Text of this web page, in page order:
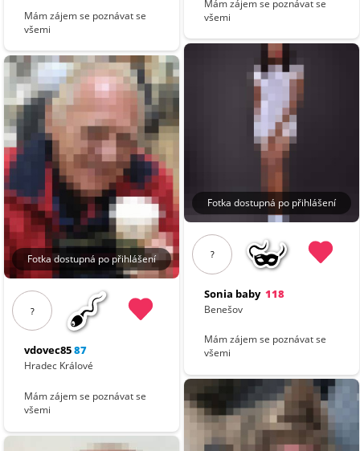
Mám zájem se poznávat se
všemi
Fotka dostupná po přihlášení
?
vdovec8587
Hradec Králové
Mám zájem se poznávat se
všemi
Mám zájem se poznávat se
všemi
Fotka dostupná po přihlášení
?
Sonia baby 118
Benešov
Mám zájem se poznávat se
všemi